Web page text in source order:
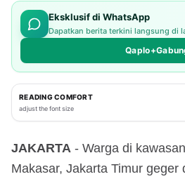
Eksklusif di WhatsApp
Dapatkan berita terkini langsung di
READING COMFORT
adjust the font size
JAKARTA - Warga di
Makasar, Jakarta Timur geger